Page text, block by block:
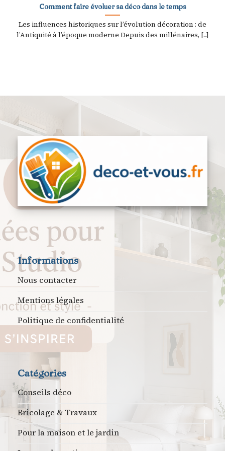
Comment faire évoluer sa déco dans le temps
Les influences historiques sur l’évolution décoration : de
l’Antiquité à l’époque moderne Depuis des millénaires, [...]
Informations
Nous contacter
Mentions légales
Politique de confidentialité
Catégories
Conseils déco
Bricolage & Travaux
Pour la maison et le jardin